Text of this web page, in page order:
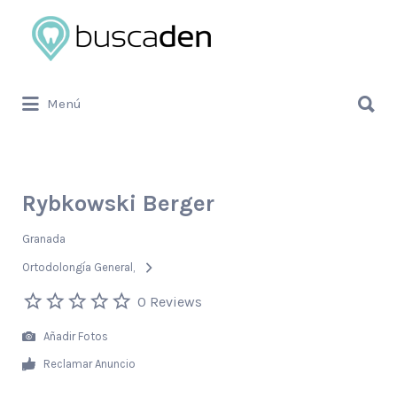
Buscar
por:
Menú
por:
Rybkowski Berger
Granada
Ortodolongía General
0 Reviews
Añadir Fotos
Reclamar Anuncio